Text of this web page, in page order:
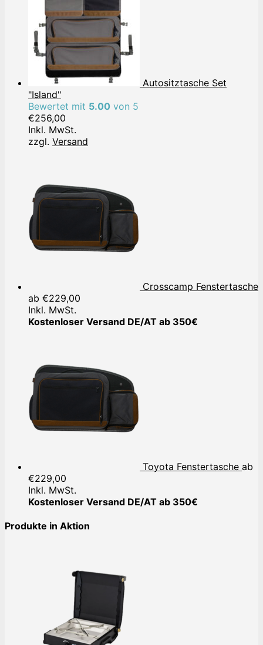
Autositztasche Set
"Island"
Bewertet mit 5.00 von 5
€256,00
Inkl. MwSt.
zzgl. Versand
Crosscamp Fenstertasche
ab €229,00
Inkl. MwSt.
Kostenloser Versand DE/AT ab 350€
Toyota Fenstertasche ab
€229,00
Inkl. MwSt.
Kostenloser Versand DE/AT ab 350€
Produkte in Aktion